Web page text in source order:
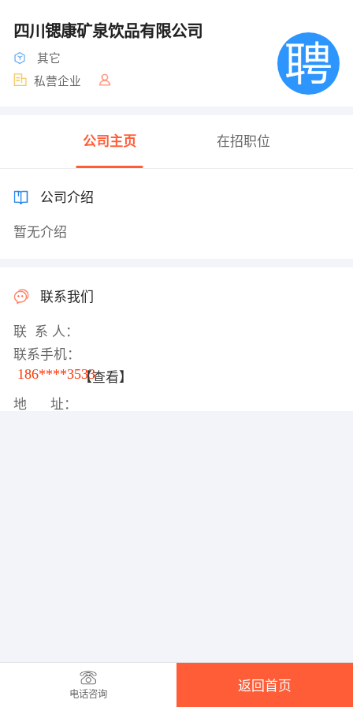
四川锶康矿泉饮品有限公司
其它
私营企业
公司主页 在招职位
公司介绍
暂无介绍
联系我们
联 系 人：
联系手机：
186****3533【查看】
地 址：
电话咨询
返回首页